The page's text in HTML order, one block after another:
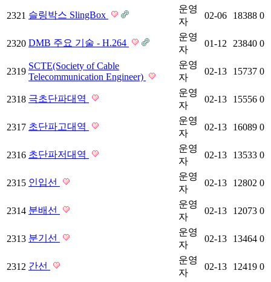
2321 슬링박스 SlingBox
운영
자
02-06 18388 0
2320 DMB 주요 기술 - H.264
운영
자
01-12 23840 0
2319
SCTE(Society of Cable
Telecommunication Engineer)
운영
자
02-13 15737 0
2318 극초단파대역
운영
자
02-13 15556 0
2317 초단파고대역
운영
자
02-13 16089 0
2316 초단파저대역
운영
자
02-13 13533 0
2315 인입선
운영
자
02-13 12802 0
2314 분배선
운영
자
02-13 12073 0
2313 분기선
운영
자
02-13 13464 0
2312 간선
운영
자
02-13 12419 0